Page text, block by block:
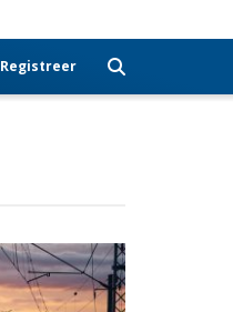
Registreer